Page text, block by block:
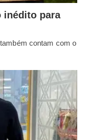
inédito para
contam com o